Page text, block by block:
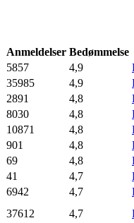
Anmeldelser Bedømmelse
5857 4,9
35985 4,9
2891 4,8
8030 4,8
10871 4,8
901 4,8
69 4,8
41 4,7
6942 4,7
37612 4,7